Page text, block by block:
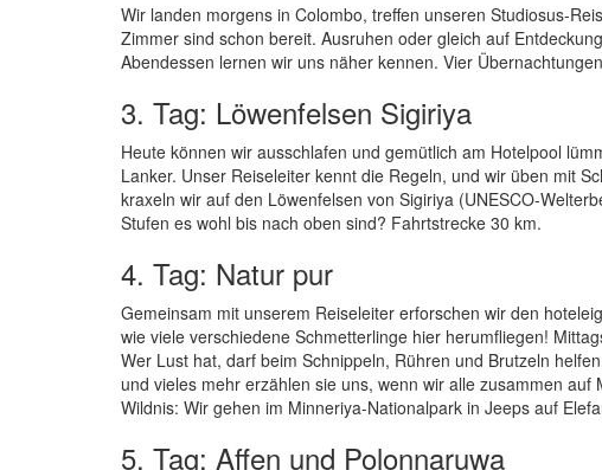
Wir landen morgens in Colombo, treffen unseren Studiosus-
Zimmer sind schon bereit. Ausruhen oder gleich auf
Abendessen lernen wir uns näher kennen. Vier
3. Tag: Löwenfelsen Sigiriya
Heute können wir ausschlafen und gemütlich am Hotelpool
Lanker. Unser Reiseleiter kennt die Regeln, und wir üben mit
kraxeln wir auf den Löwenfelsen von Sigiriya (UNESCO-
Stufen es wohl bis nach oben sind? Fahrtstrecke 30 km.
4. Tag: Natur pur
Gemeinsam mit unserem Reiseleiter erforschen wir den
wie viele verschiedene Schmetterlinge hier herumfliegen!
Wer Lust hat, darf beim Schnippeln, Rühren und Brutzeln
und vieles mehr erzählen sie uns, wenn wir alle zusammen
Wildnis: Wir gehen im Minneriya-Nationalpark in Jeeps auf
5. Tag: Affen und Polonnaruwa